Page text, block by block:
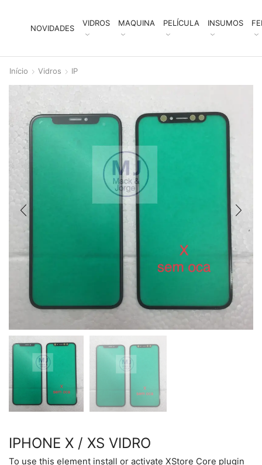
NOVIDADES
VIDROS MAQUINA PELÍCULA INSUMOS
Início Vidros IP
IPHONE X / XS VIDRO
To use this element install or activate XStore Core plugin